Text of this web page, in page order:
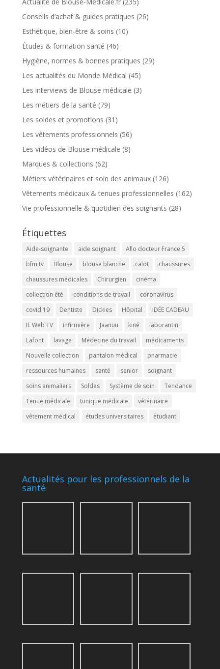
Conseils d’achat & guides pratiques (26)
Esthétique, bien-être & soins (10)
Études & formation santé (46)
Hygiène, normes & bonnes pratiques (29)
Les actualités du Monde Médical (45)
Les interviews de Blouse médicale (3)
Les métiers de la santé (79)
Les soldes et promotions (31)
Les vêtements professionnels (56)
Les vidéos de Blouse médicale (8)
Marques & collections (62)
Métiers vétérinaires et soin des animaux(126)
Vêtements médicaux & tenues professionnelles (162)
Vie professionnelle & quotidien des soignants (28)
Étiquettes
Aide-soignante aide soignant
Allo docteur France 5
bfm tv
Blouse blouse blanche calot
chaussures
chaussures médicales
Chirurgien
cinéma
collection été
conditions de travail
coronavirus
covid 19
Dentiste Dickies Hôpital
IDÉE CADEAU
IE Web TV
infirmière Jaanuu kiné
laborantin
Lafont
lavage Médecine du travail
médicaments
Nouvelle collection
pantalon médical
pharmacie
ressources humaines
santé senior
soignant
soins animaliers
Soldes Système de soin
Tendance
Tenue médicale
tunique médicale
vétérinaire
vêtement médical
études universitaires étudiant
Actualités pour les professionnels de la
santé